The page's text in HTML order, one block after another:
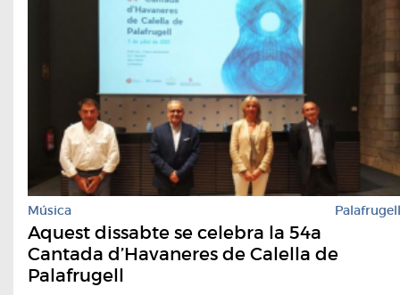
Música Palafrugell
Aquest dissabte se celebra la 54a
Cantada d’Havaneres de Calella de
Palafrugell